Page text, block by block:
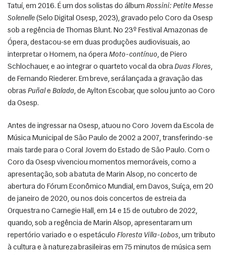
Tatuí, em 2016. É um dos solistas do álbum Rossini: Petite Messe
Solenelle (Selo Digital Osesp, 2023), gravado pelo Coro da Osesp
sob a regência de Thomas Blunt. No 23º Festival Amazonas de
Ópera, destacou-se em duas produções audiovisuais, ao
interpretar o Homem, na ópera Moto-contínuo, de Piero
Schlochauer, e ao integrar o quarteto vocal da obra Duas Flores,
de Fernando Riederer. Em breve, será lançada a gravação das
obras Puñal e Balada, de Aylton Escobar, que solou junto ao Coro
da Osesp.
Antes de ingressar na Osesp, atuou no Coro Jovem da Escola de
Música Municipal de São Paulo de 2002 a 2007, transferindo-se
mais tarde para o Coral Jovem do Estado de São Paulo. Com o
Coro da Osesp vivenciou momentos memoráveis, como a
apresentação, sob a batuta de Marin Alsop, no concerto de
abertura do Fórum Econômico Mundial, em Davos, Suíça, em 20
de janeiro de 2020, ou nos dois concertos de estreia da
Orquestra no Carnegie Hall, em 14 e 15 de outubro de 2022,
quando, sob a regência de Marin Alsop, apresentaram um
repertório variado e o espetáculo Floresta Villa-Lobos, um tributo
à cultura e à natureza brasileiras em 75 minutos de música sem